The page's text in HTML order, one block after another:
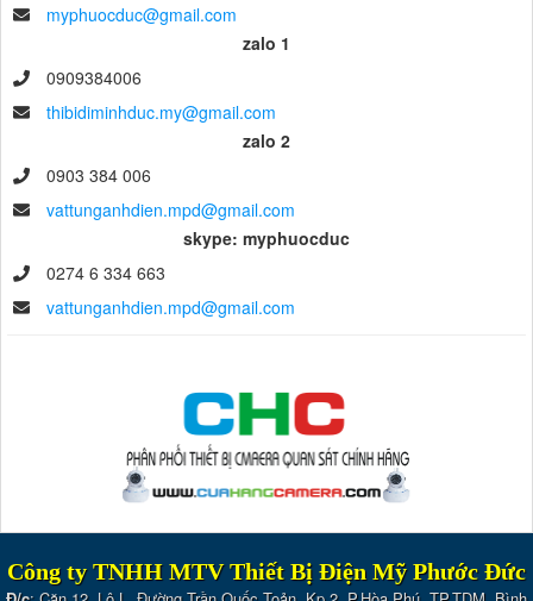
myphuocduc@gmail.com
zalo 1
0909384006
thibidiminhduc.my@gmail.com
zalo 2
0903 384 006
vattunganhdien.mpd@gmail.com
skype: myphuocduc
0274 6 334 663
vattunganhdien.mpd@gmail.com
Công ty TNHH MTV Thiết Bị Điện Mỹ Phước Đức